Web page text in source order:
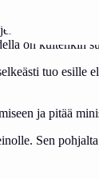
voitu
on kuitenkin
tuo
ja pitää
Sen